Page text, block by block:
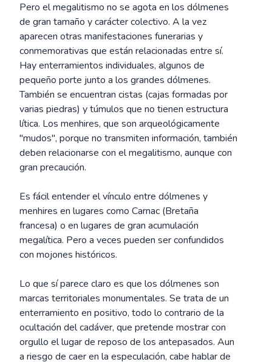
Pero el megalitismo no se agota en los dólmenes
de gran tamaño y carácter colectivo. A la vez
aparecen otras manifestaciones funerarias y
conmemorativas que están relacionadas entre sí.
Hay enterramientos individuales, algunos de
pequeño porte junto a los grandes dólmenes.
También se encuentran cistas (cajas formadas por
varias piedras) y túmulos que no tienen estructura
lítica. Los menhires, que son arqueológicamente
"mudos", porque no transmiten información, también
deben relacionarse con el megalitismo, aunque con
gran precaución.
Es fácil entender el vínculo entre dólmenes y
menhires en lugares como Carnac (Bretaña
francesa) o en lugares de gran acumulación
megalítica. Pero a veces pueden ser confundidos
con mojones históricos.
Lo que sí parece claro es que los dólmenes son
marcas territoriales monumentales. Se trata de un
enterramiento en positivo, todo lo contrario de la
ocultación del cadáver, que pretende mostrar con
orgullo el lugar de reposo de los antepasados. Aun
a riesgo de caer en la especulación, cabe hablar de